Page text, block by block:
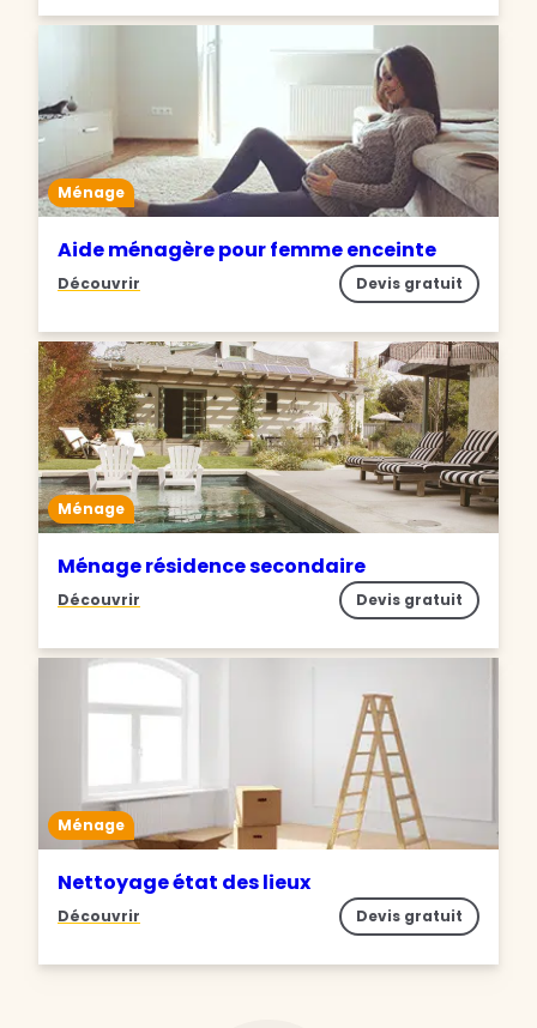
Ménage
Aide ménagère pour femme enceinte
Découvrir Devis gratuit
Ménage
Ménage résidence secondaire
Découvrir Devis gratuit
Ménage
Nettoyage état des lieux
Découvrir Devis gratuit